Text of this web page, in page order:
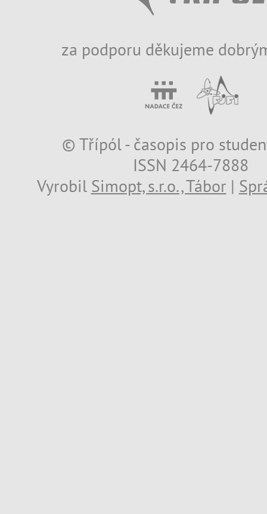
za podporu děkujeme
© Třípól - časopis pro
ISSN 2464-7888
Vyrobil Simopt, s.r.o., Tábor |